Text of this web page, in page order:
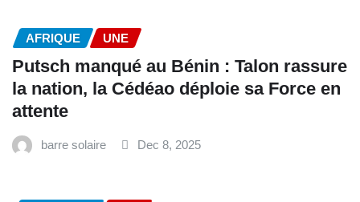
AFRIQUE UNE
Putsch manqué au Bénin : Talon rassure
la nation, la Cédéao déploie sa Force en
attente
barre solaire Dec 8, 2025